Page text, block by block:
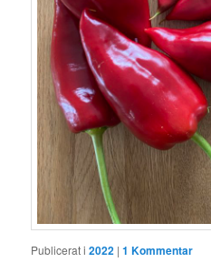
Publicerat i 2022 |1 Kommentar